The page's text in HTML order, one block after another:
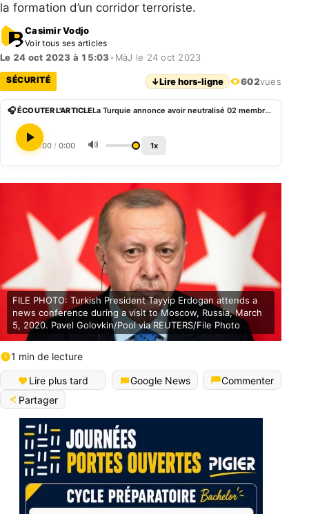
la formation d’un corridor terroriste.
Casimir Vodjo
Voir tous ses articles
Le 24 oct 2023 à 15:03• MàJ le 24 oct 2023
SÉCURITÉ ↓Lire hors-ligne 602vues
🎧 ÉCOUTER L'ARTICLE La Turquie annonce avoir neutralisé 02 membres du PKK au nord de la Syrie
0:00 / 0:00 🔊 1x
FILE PHOTO: Turkish President Tayyip Erdogan attends a
news conference during a visit to Moscow, Russia, March
5, 2020. Pavel Golovkin/Pool via REUTERS/File Photo
1 min de lecture
Lire plus tard Google News
Commenter
Partager